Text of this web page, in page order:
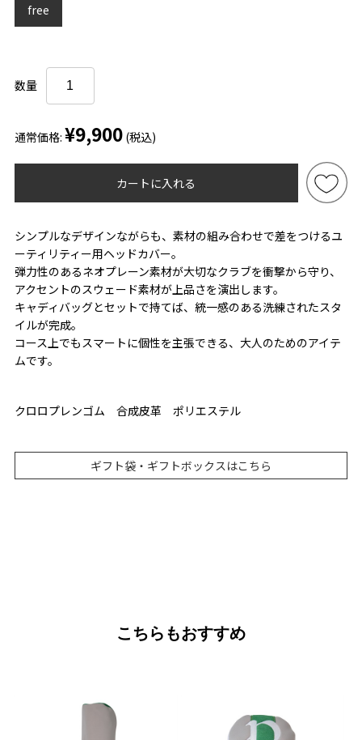
free
数量
通常価格: ¥9,900 (税込)
カートに入れる
シンプルなデザインながらも、素材の組み合わせで差をつけるユ
ーティリティー用ヘッドカバー。
弾力性のあるネオプレーン素材が大切なクラブを衝撃から守り、
アクセントのスウェード素材が上品さを演出します。
キャディバッグとセットで持てば、統一感のある洗練されたスタ
イルが完成。
コース上でもスマートに個性を主張できる、大人のためのアイテ
ムです。
クロロプレンゴム 合成皮革 ポリエステル
ギフト袋・ギフトボックスはこちら
こちらもおすすめ